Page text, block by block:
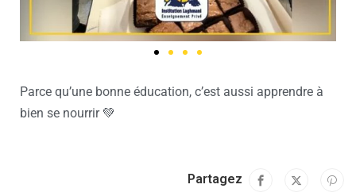
Parce qu’une bonne éducation, c’est aussi apprendre à
bien se nourrir 💚
Partagez